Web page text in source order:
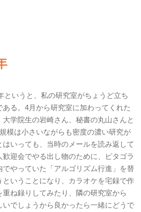
というと、私の研究室がちょうど立ち
ある。4月から研究室に加わってくれた
学院生の岩崎さん、秘書の丸山さんと
模は小さいながらも密度の濃い研究が
いっても、当時のメールを読み返して
迎会でやる出し物のために、ピタゴラ
でやっていた「アルゴリズム行進」を替
ということになり、カラオケを宅録で作
重ね録りしてみたり、隣の研究室から
いでしょうから良かったら一緒にどうで